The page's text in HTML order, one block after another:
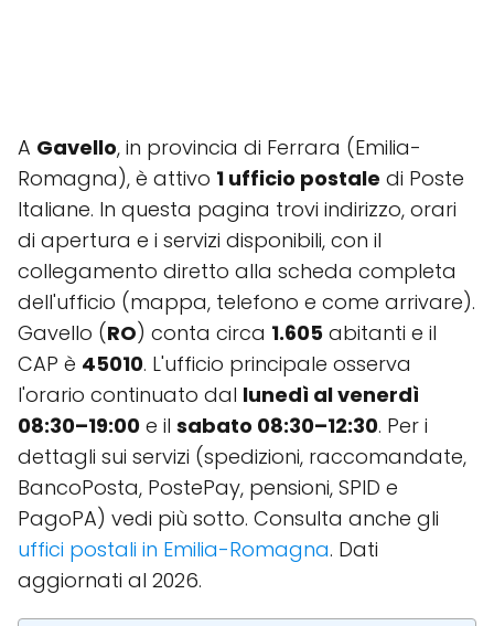
A Gavello, in provincia di Ferrara (Emilia-
Romagna), è attivo 1 ufficio postale di Poste
Italiane. In questa pagina trovi indirizzo, orari
di apertura e i servizi disponibili, con il
collegamento diretto alla scheda completa
dell'ufficio (mappa, telefono e come arrivare).
Gavello (RO) conta circa 1.605 abitanti e il
CAP è 45010. L'ufficio principale osserva
l'orario continuato dal lunedì al venerdì
08:30–19:00 e il sabato 08:30–12:30. Per i
dettagli sui servizi (spedizioni, raccomandate,
BancoPosta, PostePay, pensioni, SPID e
PagoPA) vedi più sotto. Consulta anche gli
uffici postali in Emilia-Romagna. Dati
aggiornati al 2026.